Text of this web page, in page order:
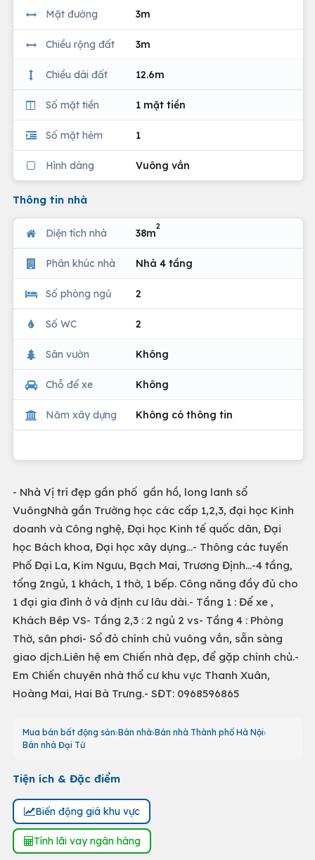
Mặt đường 3m
Chiều rộng đất 3m
Chiều dài đất 12.6m
Số mặt tiền 1 mặt tiền
Số mặt hẻm 1
Hình dáng Vuông vắn
Thông tin nhà
Diện tích nhà 38m
2
Phân khúc nhà Nhà 4 tầng
Số phòng ngủ 2
Số WC 2
Sân vườn Không
Chỗ để xe Không
Năm xây dựng Không có thông tin
- Nhà Vị trí đẹp gần phố gần hồ, long lanh sổ
VuôngNhà gần Trường học các cấp 1,2,3, đại học Kinh
doanh và Công nghệ, Đại học Kinh tế quốc dân, Đại
học Bách khoa, Đại học xây dựng...- Thông các tuyến
Phố Đại La, Kim Ngưu, Bạch Mai, Trương Định...-4 tầng,
tổng 2ngủ, 1 khách, 1 thờ, 1 bếp. Công năng đầy đủ cho
1 đại gia đình ở và định cư lâu dài.- Tầng 1 : Để xe ,
Khách Bêp VS- Tầng 2,3 : 2 ngủ 2 vs- Tầng 4 : Phòng
Thờ, sân phơi- Sổ đỏ chính chủ vuông vắn, sẵn sàng
giao dịch.Liên hệ em Chiến nhà đẹp, để gặp chính chủ.-
Em Chiến chuyên nhà thổ cư khu vực Thanh Xuân,
Hoàng Mai, Hai Bà Trưng.- SĐT: 0968596865
Mua bán bất động sản Bán nhà Bán nhà Thành phố Hà Nội
Bán nhà Đại Từ
Tiện ích & Đặc điểm
Biến động giá khu vực
Tính lãi vay ngân hàng